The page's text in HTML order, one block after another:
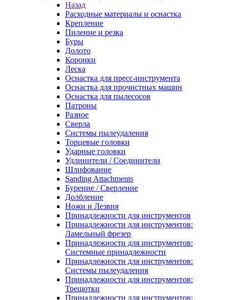
Назад
Расходные материалы и оснастка
Крепление
Пиление и резка
Буры
Долото
Коронки
Леска
Оснастка для пресс-инструмента
Оснастка для прочистных машин
Оснастка для пылесосов
Патроны
Разное
Сверла
Системы пылеудаления
Торцевые головки
Ударные головки
Удлинители / Соединители
Шлифование
Sanding Attachments
Бурение / Сверление
Долбление
Ножи и Лезвия
Принадлежности для инструментов
Принадлежности для инструментов:
Ламельный фрезер
Принадлежности для инструментов:
Системные принадлежности
Принадлежности для инструментов:
Системы пылеудаления
Принадлежности для инструментов:
Трещотки
Принадлежности для инструментов: